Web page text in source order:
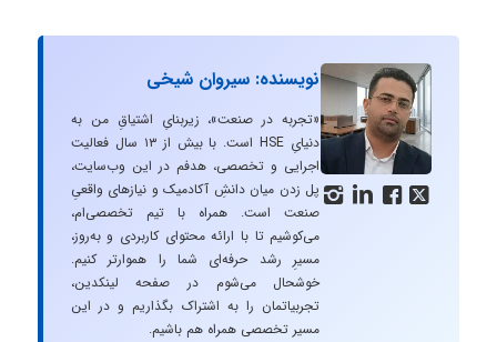
   
نویسنده: سیروان شیخی
«تجربه در صنعت»، زیربنایِ اشتیاقِ من به
دنیایِ HSE است. با بیش از ۱۳ سال فعالیت
اجرایی و تخصصی، هدفم در این وب‌سایت،
پل زدن میان دانشِ آکادمیک و نیازهای واقعیِ
صنعت است. همراه با تیم تخصصی‌ام،
می‌کوشیم تا با ارائه محتوای کاربردی و به‌روز،
مسیرِ رشد حرفه‌ای شما را هموارتر کنیم.
خوشحال می‌شوم در صفحه لینکدین،
تجربیاتمان را به اشتراک بگذاریم و در این
مسیر تخصصی همراه هم باشیم.